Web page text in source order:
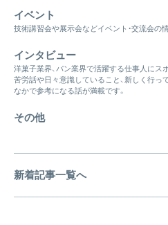
イベント
技術講習会や展示会などイベント・交流会の
インタビュー
洋菓子業界、パン業界で活躍する仕事人にス
苦労話や日々意識していること、新しく行っ
なかで参考になる話が満載です。
その他
新着記事一覧へ